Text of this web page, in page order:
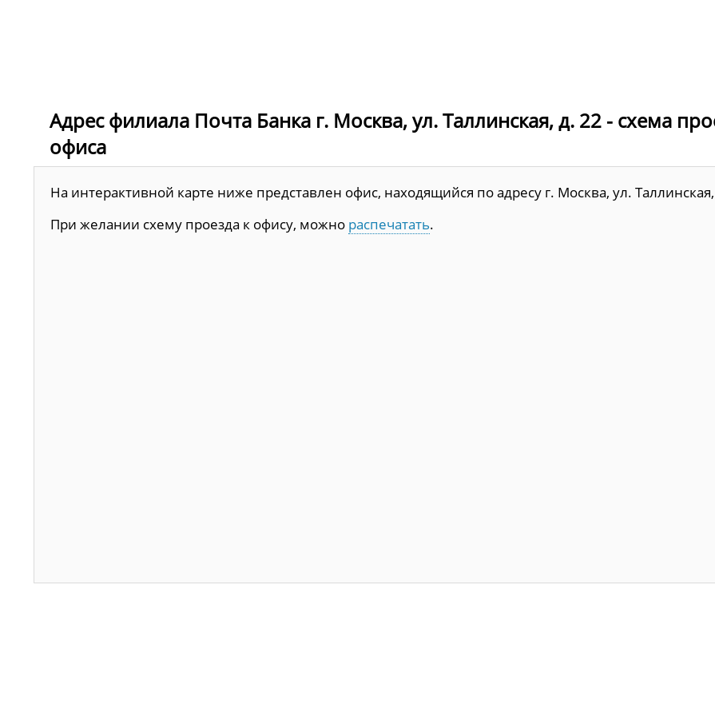
Адрес филиала Почта Банка г. Москва, ул. Таллинская, д. 22 - схема
офиса
На интерактивной карте ниже представлен офис, находящийся по адресу г. Москва, ул.
При желании схему проезда к офису, можно распечатать.